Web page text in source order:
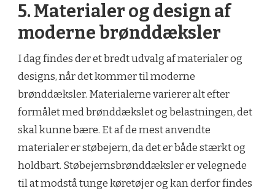
5. Materialer og design af
moderne brønddæksler
I dag findes der et bredt udvalg af materialer og
designs, når det kommer til moderne
brønddæksler. Materialerne varierer alt efter
formålet med brønddækslet og belastningen, det
skal kunne bære. Et af de mest anvendte
materialer er støbejern, da det er både stærkt og
holdbart. Støbejernsbrønddæksler er velegnede
til at modstå tunge køretøjer og kan derfor findes